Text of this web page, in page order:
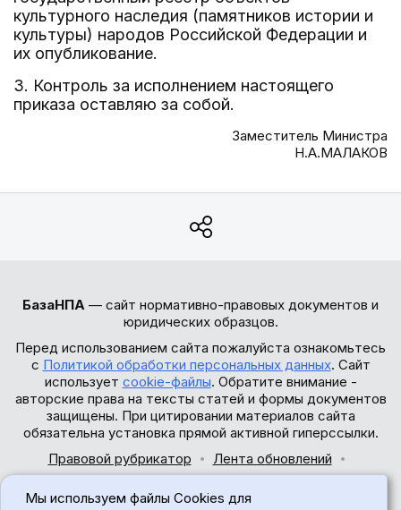
культурного наследия (памятников истории и
культуры) народов Российской Федерации и
их опубликование.
3. Контроль за исполнением настоящего
приказа оставляю за собой.
Заместитель Министра
Н.А.МАЛАКОВ
БазаНПА — сайт нормативно-правовых документов и
юридических образцов.
Перед использованием сайта пожалуйста ознакомьтесь
с Политикой обработки персональных данных. Сайт
использует cookie-файлы. Обратите внимание -
авторские права на тексты статей и формы документов
защищены. При цитировании материалов сайта
обязательна установка прямой активной гиперссылки.
Правовой рубрикатор
Лента обновлений
Мы используем файлы Cookies для